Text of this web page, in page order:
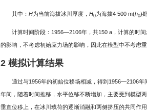
其中： H为当前海拔冰川厚度， H0为海拔4 500 m(h0)
计算时间阶段：1956—2106年，共150 a，计算的时
的影响，不考虑初始应力场的影响，因此在模型中不考虑重
2 模拟计算结果
通过与1956年的初始位移场相减，得到1956—2106年
年间，随着时间推移，水平位移不断增加，主要受到模型
垂直位移上，在冰川载荷的逐渐消融和两侧挤压的共同作